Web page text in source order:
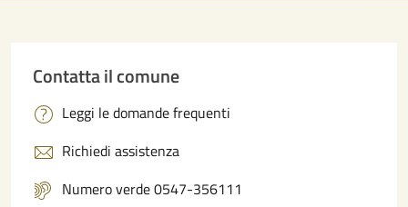
Contatta il comune
Leggi le domande frequenti
Richiedi assistenza
Numero verde 0547-356111